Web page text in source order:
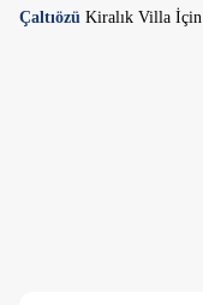
Çaltıözü Kiralık Villa İçin